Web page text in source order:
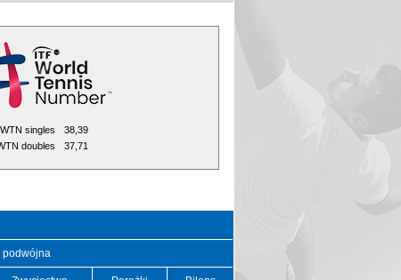
WTN singles
38,39
doubles
37,71
podwójna